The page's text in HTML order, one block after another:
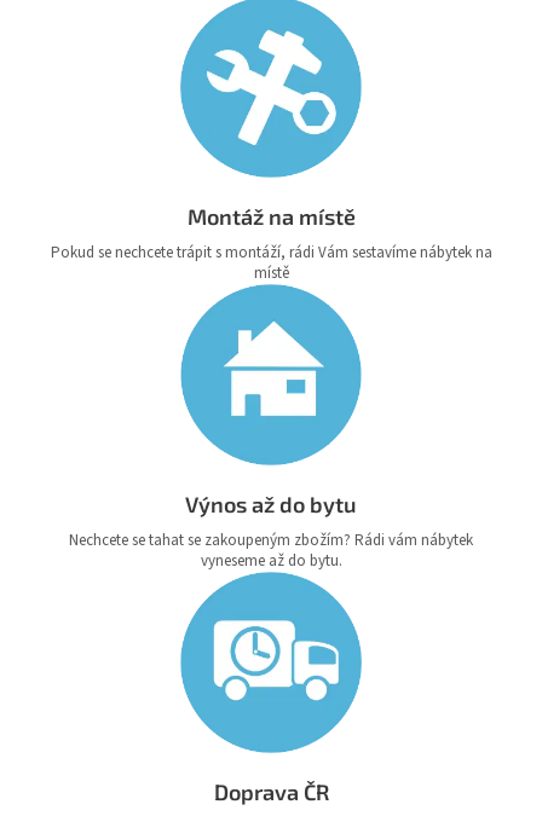
Montáž na místě
Pokud se nechcete trápit s montáží, rádi Vám sestavíme nábytek na
místě
Výnos až do bytu
Nechcete se tahat se zakoupeným zbožím? Rádi vám nábytek
vyneseme až do bytu.
Doprava ČR